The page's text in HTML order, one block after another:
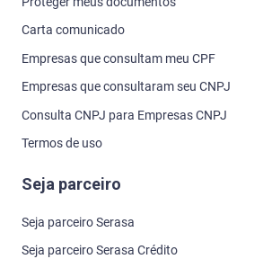
Carta comunicado
Empresas que consultam meu CPF
Empresas que consultaram seu CNPJ
Consulta CNPJ para Empresas CNPJ
Termos de uso
Seja parceiro
Seja parceiro Serasa
Seja parceiro Serasa Crédito